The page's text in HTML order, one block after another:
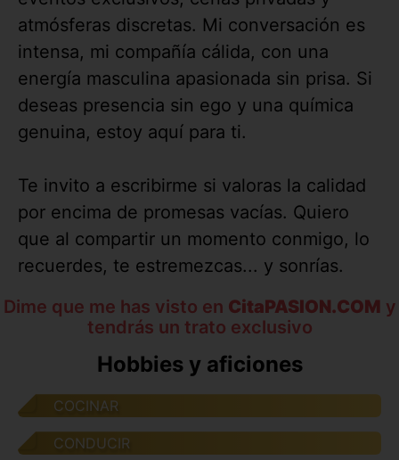
atmósferas discretas. Mi conversación es
intensa, mi compañía cálida, con una
energía masculina apasionada sin prisa. Si
deseas presencia sin ego y una química
genuina, estoy aquí para ti.
Te invito a escribirme si valoras la calidad
por encima de promesas vacías. Quiero
que al compartir un momento conmigo, lo
recuerdes, te estremezcas... y sonrías.
Dime que me has visto en CitaPASION.COM y
tendrás un trato exclusivo
Hobbies y aficiones
COCINAR
CONDUCIR